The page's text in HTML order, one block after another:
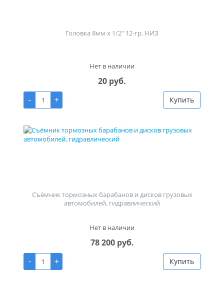
Головка 8мм х 1/2" 12-гр. НИЗ
Нет в наличии
20 руб.
-
+ Купить
Съёмник тормозных барабанов и дисков грузовых
автомобилей, гидравлический
Нет в наличии
78 200 руб.
-
+ Купить